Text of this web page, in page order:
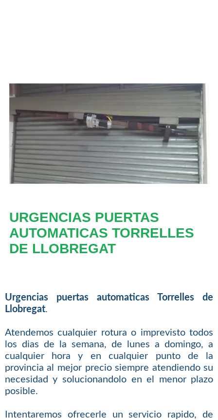
URGENCIAS PUERTAS
AUTOMATICAS TORRELLES
DE LLOBREGAT
Urgencias puertas automaticas Torrelles de
Llobregat.
Atendemos cualquier rotura o imprevisto todos
los dias de la semana, de lunes a domingo, a
cualquier hora y en cualquier punto de la
provincia al mejor precio siempre atendiendo su
necesidad y solucionandolo en el menor plazo
posible.
Intentaremos ofrecerle un servicio rapido, de